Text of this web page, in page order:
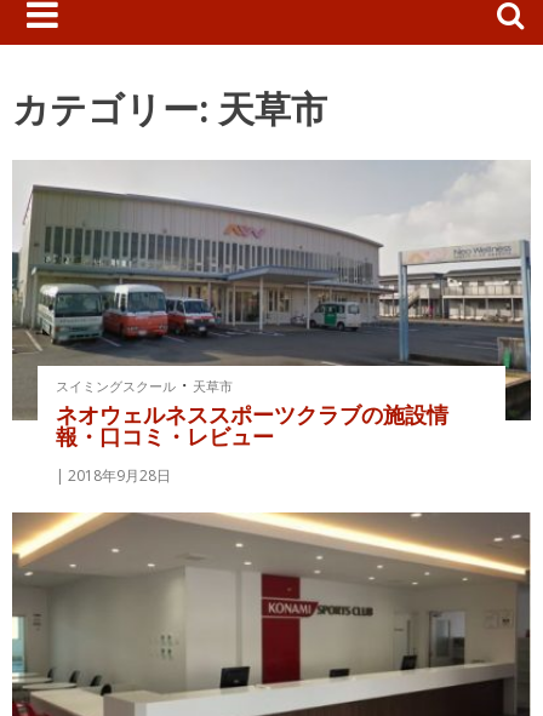
索:
カテゴリー: 天草市
スイミングスクール ・ 天草市
ネオウェルネススポーツクラブの施設情
報・口コミ・レビュー
2018年9月28日